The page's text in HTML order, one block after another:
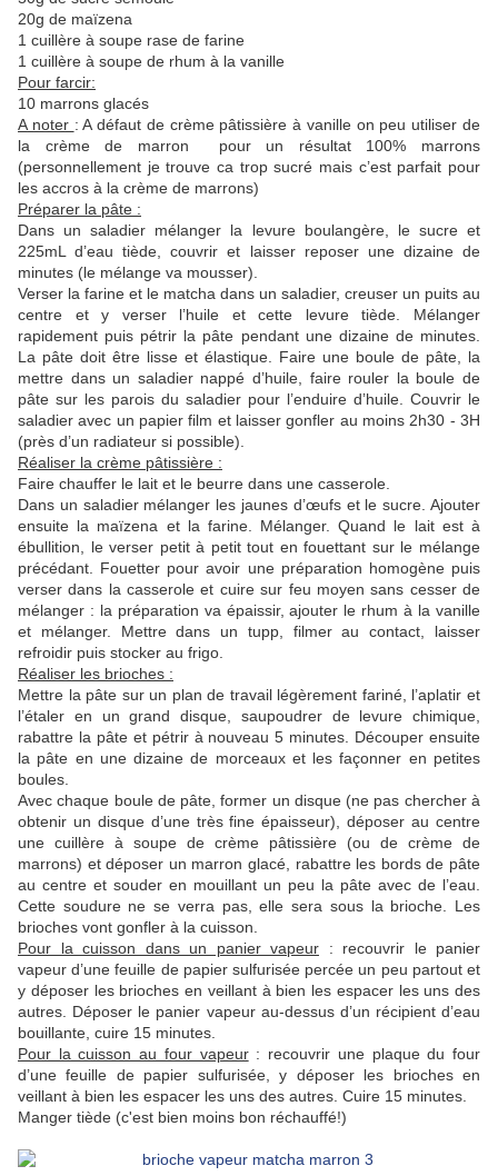
20g de maïzena
1 cuillère à soupe rase de farine
1 cuillère à soupe de rhum à la vanille
Pour farcir:
10 marrons glacés
A noter : A défaut de crème pâtissière à vanille on peu utiliser de
la crème de marron pour un résultat 100% marrons
(personnellement je trouve ca trop sucré mais c’est parfait pour
les accros à la crème de marrons)
Préparer la pâte :
Dans un saladier mélanger la levure boulangère, le sucre et
225mL d’eau tiède, couvrir et laisser reposer une dizaine de
minutes (le mélange va mousser).
Verser la farine et le matcha dans un saladier, creuser un puits au
centre et y verser l’huile et cette levure tiède. Mélanger
rapidement puis pétrir la pâte pendant une dizaine de minutes.
La pâte doit être lisse et élastique. Faire une boule de pâte, la
mettre dans un saladier nappé d’huile, faire rouler la boule de
pâte sur les parois du saladier pour l’enduire d’huile. Couvrir le
saladier avec un papier film et laisser gonfler au moins 2h30 - 3H
(près d’un radiateur si possible).
Réaliser la crème pâtissière :
Faire chauffer le lait et le beurre dans une casserole.
Dans un saladier mélanger les jaunes d’œufs et le sucre. Ajouter
ensuite la maïzena et la farine. Mélanger. Quand le lait est à
ébullition, le verser petit à petit tout en fouettant sur le mélange
précédant. Fouetter pour avoir une préparation homogène puis
verser dans la casserole et cuire sur feu moyen sans cesser de
mélanger : la préparation va épaissir, ajouter le rhum à la vanille
et mélanger. Mettre dans un tupp, filmer au contact, laisser
refroidir puis stocker au frigo.
Réaliser les brioches :
Mettre la pâte sur un plan de travail légèrement fariné, l’aplatir et
l’étaler en un grand disque, saupoudrer de levure chimique,
rabattre la pâte et pétrir à nouveau 5 minutes. Découper ensuite
la pâte en une dizaine de morceaux et les façonner en petites
boules.
Avec chaque boule de pâte, former un disque (ne pas chercher à
obtenir un disque d’une très fine épaisseur), déposer au centre
une cuillère à soupe de crème pâtissière (ou de crème de
marrons) et déposer un marron glacé, rabattre les bords de pâte
au centre et souder en mouillant un peu la pâte avec de l’eau.
Cette soudure ne se verra pas, elle sera sous la brioche. Les
brioches vont gonfler à la cuisson.
Pour la cuisson dans un panier vapeur : recouvrir le panier
vapeur d’une feuille de papier sulfurisée percée un peu partout et
y déposer les brioches en veillant à bien les espacer les uns des
autres. Déposer le panier vapeur au-dessus d’un récipient d’eau
bouillante, cuire 15 minutes.
Pour la cuisson au four vapeur: recouvrir une plaque du four
d’une feuille de papier sulfurisée, y déposer les brioches en
veillant à bien les espacer les uns des autres. Cuire 15 minutes.
Manger tiède (c'est bien moins bon réchauffé!)